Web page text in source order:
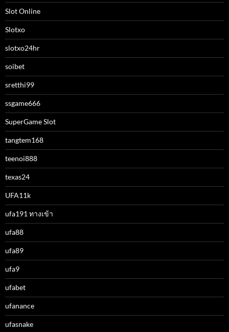
Slot Online
Slotxo
slotxo24hr
soibet
sretthi99
ssgame666
SuperGame Slot
tangtem168
teenoi888
texas24
UFA11k
ufa191 ทางเข้า
ufa88
ufa89
ufa9
ufabet
ufanance
ufasnake